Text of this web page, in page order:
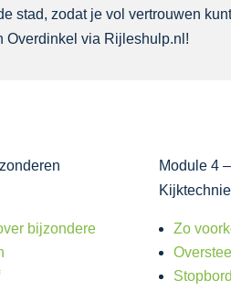
stad, zodat je vol vertrouwen
Overdinkel via Rijleshulp.nl!
bijzondere
Module 4
Zo
Stopbord